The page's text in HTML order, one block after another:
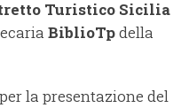
Turistico Sicilia
BiblioTpdella
la presentazione del